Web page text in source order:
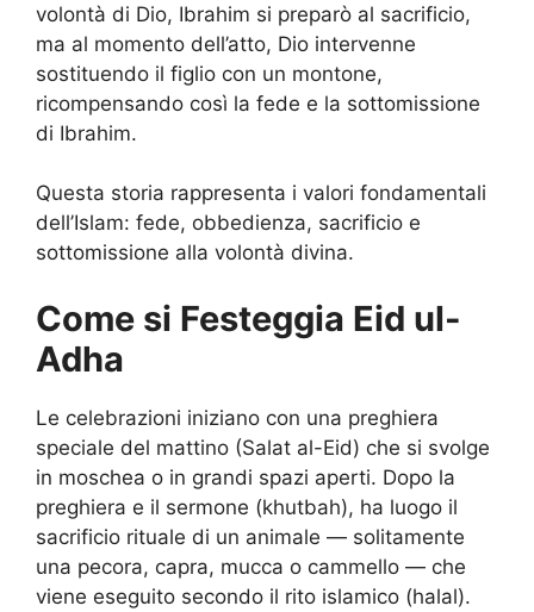
volontà di Dio, Ibrahim si preparò al sacrificio,
ma al momento dell’atto, Dio intervenne
sostituendo il figlio con un montone,
ricompensando così la fede e la sottomissione
di Ibrahim.
Questa storia rappresenta i valori fondamentali
dell’Islam: fede, obbedienza, sacrificio e
sottomissione alla volontà divina.
Come si Festeggia Eid ul-
Adha
Le celebrazioni iniziano con una preghiera
speciale del mattino (Salat al-Eid) che si svolge
in moschea o in grandi spazi aperti. Dopo la
preghiera e il sermone (khutbah), ha luogo il
sacrificio rituale di un animale — solitamente
una pecora, capra, mucca o cammello — che
viene eseguito secondo il rito islamico (halal).